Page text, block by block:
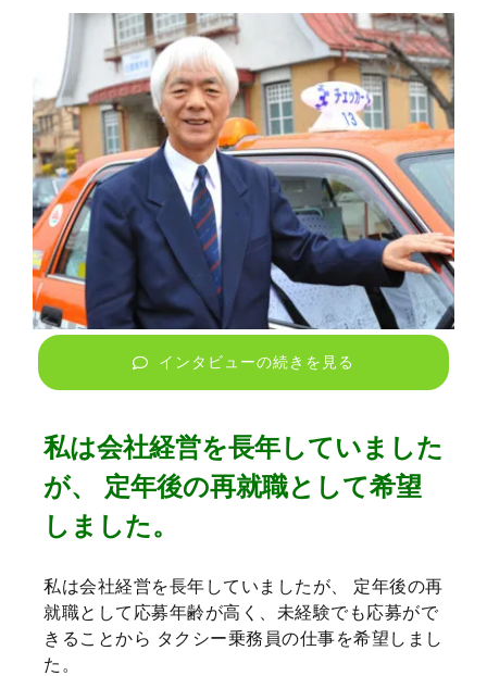
インタビューの続きを見る
私は会社経営を長年していました
が、 定年後の再就職として希望
しました。
私は会社経営を長年していましたが、 定年後の再
就職として応募年齢が高く、未経験でも応募がで
きることから タクシー乗務員の仕事を希望しまし
た。